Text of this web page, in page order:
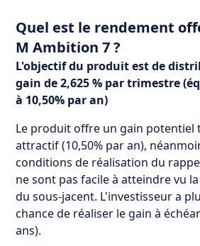
Quel est le rendement
M Ambition 7 ?
L'objectif du produit est de
gain de 2,625 % par trimestre
à 10,50% par an)
Le produit offre un gain potentiel
attractif (10,50% par an),
conditions de réalisation du
ne sont pas facile à atteindre vu
du sous-jacent. L'investisseur a
chance de réaliser le gain à
ans).